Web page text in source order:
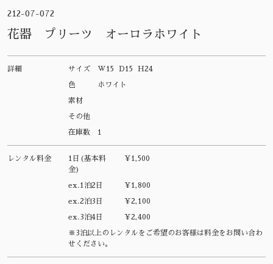
212-07-072
花器 プリーツ オーロラホワイト
詳細 サイズ W15 D15 H24
色 ホワイト
素材
その他
在庫数 1
レンタル料金
1日(基本料
金)
¥1,500
ex.1泊2日 ¥1,800
ex.2泊3日 ¥2,100
ex.3泊4日 ¥2,400
※3泊以上のレンタルをご希望のお客様は料金をお問い合わ
せください。